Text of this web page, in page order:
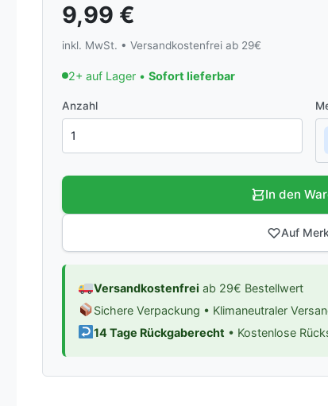
9,99 €
inkl. MwSt. • Versandkostenfrei ab 29€
2+ auf Lager • Sofort lieferbar
Anzahl
In den
Auf
Versandkostenfrei ab 29€ Bestellwert
Sichere Verpackung • Klimaneutraler
14 Tage Rückgaberecht • Kostenlose